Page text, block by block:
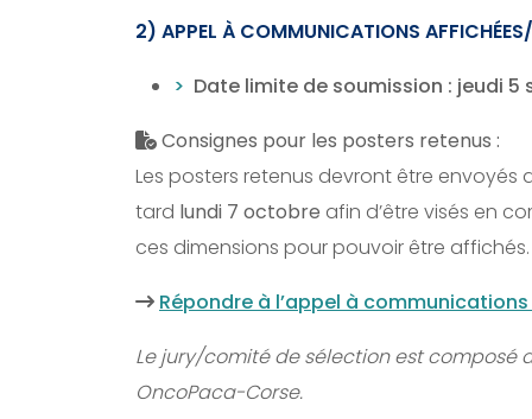
2) APPEL À COMMUNICATIONS
Date limite de soumission : jeudi
Consignes pour les posters retenus :
Les posters retenus devront être envoyés
tard lundi 7 octobre afin d’être visés en
ces dimensions pour pouvoir être affichés.
Répondre à l’appel à
Le jury/comité de sélection est composé
OncoPaca-Corse.